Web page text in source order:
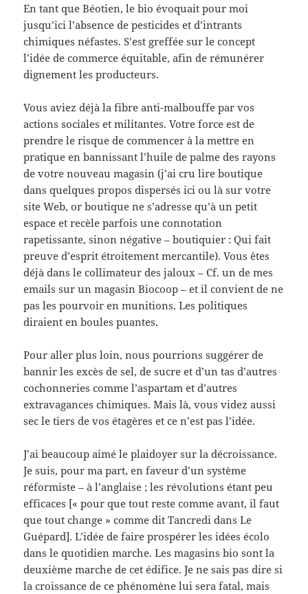
En tant que Béotien, le bio évoquait pour moi
jusqu’ici l’absence de pesticides et d’intrants
chimiques néfastes. S’est greffée sur le concept
l’idée de commerce équitable, afin de rémunérer
dignement les producteurs.
Vous aviez déjà la fibre anti-malbouffe par vos
actions sociales et militantes. Votre force est de
prendre le risque de commencer à la mettre en
pratique en bannissant l’huile de palme des rayons
de votre nouveau magasin (j’ai cru lire boutique
dans quelques propos dispersés ici ou là sur votre
site Web, or boutique ne s’adresse qu’à un petit
espace et recèle parfois une connotation
rapetissante, sinon négative – boutiquier : Qui fait
preuve d’esprit étroitement mercantile). Vous êtes
déjà dans le collimateur des jaloux – Cf. un de mes
emails sur un magasin Biocoop – et il convient de ne
pas les pourvoir en munitions. Les politiques
diraient en boules puantes.
Pour aller plus loin, nous pourrions suggérer de
bannir les excès de sel, de sucre et d’un tas d’autres
cochonneries comme l’aspartam et d’autres
extravagances chimiques. Mais là, vous videz aussi
sec le tiers de vos étagères et ce n’est pas l’idée.
J’ai beaucoup aimé le plaidoyer sur la décroissance.
Je suis, pour ma part, en faveur d’un système
réformiste – à l’anglaise ; les révolutions étant peu
efficaces [« pour que tout reste comme avant, il faut
que tout change » comme dit Tancredi dans Le
Guépard]. L’idée de faire prospérer les idées écolo
dans le quotidien marche. Les magasins bio sont la
deuxième marche de cet édifice. Je ne sais pas dire si
la croissance de ce phénomène lui sera fatal, mais